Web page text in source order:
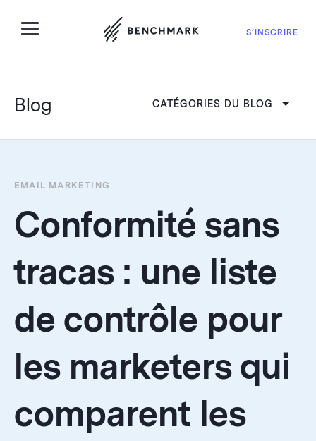
S’INSCRIRE
Blog CATÉGORIES DU BLOG
EMAIL MARKETING
Conformité sans
tracas : une liste
de contrôle pour
les marketers qui
comparent les